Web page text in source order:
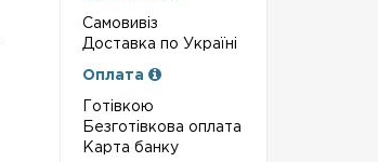
Самовивіз
Доставка по Україні
Оплата
Готівкою
Безготівкова оплата
Карта банку